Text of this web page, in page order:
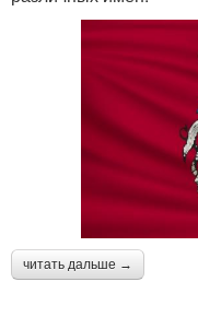
читать дальше →